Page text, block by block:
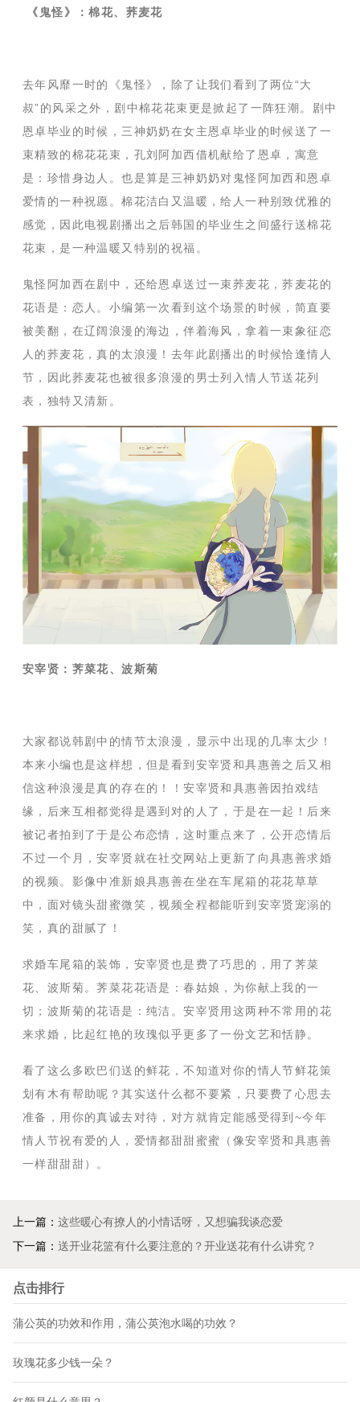
《鬼怪》：棉花、荞麦花
去年风靡一时的《鬼怪》，除了让我们看到了两位“大
叔”的风采之外，剧中棉花花束更是掀起了一阵狂潮。剧中
恩卓毕业的时候，三神奶奶在女主恩卓毕业的时候送了一
束精致的棉花花束，孔刘阿加西借机献给了恩卓，寓意
是：珍惜身边人。也是算是三神奶奶对鬼怪阿加西和恩卓
爱情的一种祝愿。棉花洁白又温暖，给人一种别致优雅的
感觉，因此电视剧播出之后韩国的毕业生之间盛行送棉花
花束，是一种温暖又特别的祝福。
鬼怪阿加西在剧中，还给恩卓送过一束荞麦花，荞麦花的
花语是：恋人。小编第一次看到这个场景的时候，简直要
被美翻，在辽阔浪漫的海边，伴着海风，拿着一束象征恋
人的荞麦花，真的太浪漫！去年此剧播出的时候恰逢情人
节，因此荞麦花也被很多浪漫的男士列入情人节送花列
表，独特又清新。
安宰贤：荠菜花、波斯菊
大家都说韩剧中的情节太浪漫，显示中出现的几率太少！
本来小编也是这样想，但是看到安宰贤和具惠善之后又相
信这种浪漫是真的存在的！！安宰贤和具惠善因拍戏结
缘，后来互相都觉得是遇到对的人了，于是在一起！后来
被记者拍到了于是公布恋情，这时重点来了，公开恋情后
不过一个月，安宰贤就在社交网站上更新了向具惠善求婚
的视频。影像中准新娘具惠善在坐在车尾箱的花花草草
中，面对镜头甜蜜微笑，视频全程都能听到安宰贤宠溺的
笑，真的甜腻了！
求婚车尾箱的装饰，安宰贤也是费了巧思的，用了荠菜
花、波斯菊。荠菜花花语是：春姑娘，为你献上我的一
切；波斯菊的花语是：纯洁。安宰贤用这两种不常用的花
来求婚，比起红艳的玫瑰似乎更多了一份文艺和恬静。
看了这么多欧巴们送的鲜花，不知道对你的情人节鲜花策
划有木有帮助呢？其实送什么都不要紧，只要费了心思去
准备，用你的真诚去对待，对方就肯定能感受得到 ~今年
情人节祝有爱的人，爱情都甜甜蜜蜜（像安宰贤和具惠善
一样甜甜甜）。
上一篇： 这些暖心有撩人的小情话呀，又想骗我谈恋爱
下一篇： 送开业花篮有什么要注意的？开业送花有什么讲究？
点击排行
蒲公英的功效和作用，蒲公英泡水喝的功效？
玫瑰花多少钱一朵？